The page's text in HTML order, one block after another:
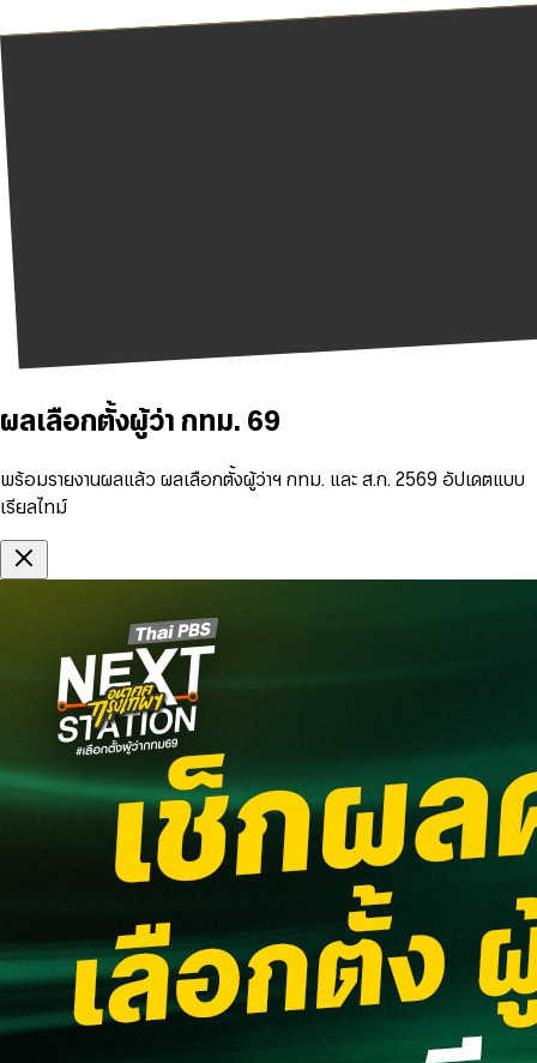
ผลเลือกตั้งผู้ว่า กทม. 69
พร้อมรายงานผลแล้ว ผลเลือกตั้งผู้ว่าฯ กทม. และ ส.ก. 2569 อัปเดตแบบ
เรียลไทม์